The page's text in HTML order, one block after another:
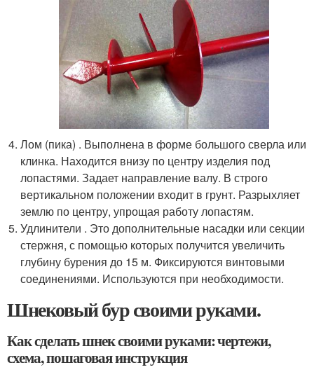
Лом (пика) . Выполнена в форме большого сверла или
клинка. Находится внизу по центру изделия под
лопастями. Задает направление валу. В строго
вертикальном положении входит в грунт. Разрыхляет
землю по центру, упрощая работу лопастям.
Удлинители . Это дополнительные насадки или секции
стержня, с помощью которых получится увеличить
глубину бурения до 15 м. Фиксируются винтовыми
соединениями. Используются при необходимости.
Шнековый бур своими руками.
Как сделать шнек своими руками: чертежи,
схема, пошаговая инструкция